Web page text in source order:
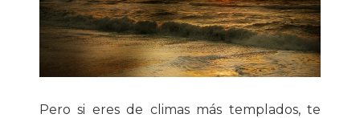
Pero si eres de climas más templados, te